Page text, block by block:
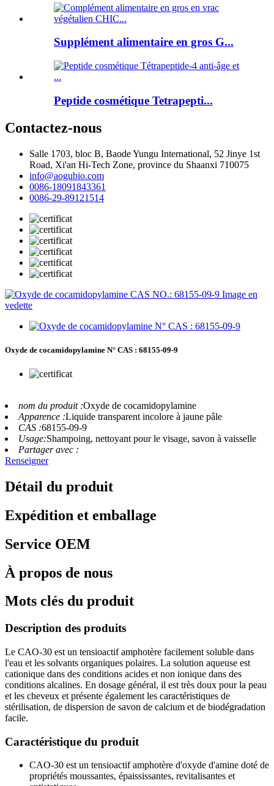
Supplément alimentaire en gros G...
Peptide cosmétique Tetrapepti...
Contactez-nous
Salle 1703, bloc B, Baode Yungu International, 52 Jinye 1st
Road, Xi'an Hi-Tech Zone, province du Shaanxi 710075
info@aogubio.com
0086-18091843361
0086-29-89121514
Oxyde de cocamidopylamine N° CAS : 68155-09-9
nom du produit :Oxyde de cocamidopylamine
Apparence :Liquide transparent incolore à jaune pâle
CAS :68155-09-9
Usage:Shampoing, nettoyant pour le visage, savon à vaisselle
Partager avec :
Renseigner
Détail du produit
Expédition et emballage
Service OEM
À propos de nous
Mots clés du produit
Description des produits
Le CAO-30 est un tensioactif amphotère facilement soluble dans
l'eau et les solvants organiques polaires. La solution aqueuse est
cationique dans des conditions acides et non ionique dans des
conditions alcalines. En dosage général, il est très doux pour la peau
et les cheveux et présente également les caractéristiques de
stérilisation, de dispersion de savon de calcium et de biodégradation
facile.
Caractéristique du produit
CAO-30 est un tensioactif amphotère d'oxyde d'amine doté de
propriétés moussantes, épaississantes, revitalisantes et